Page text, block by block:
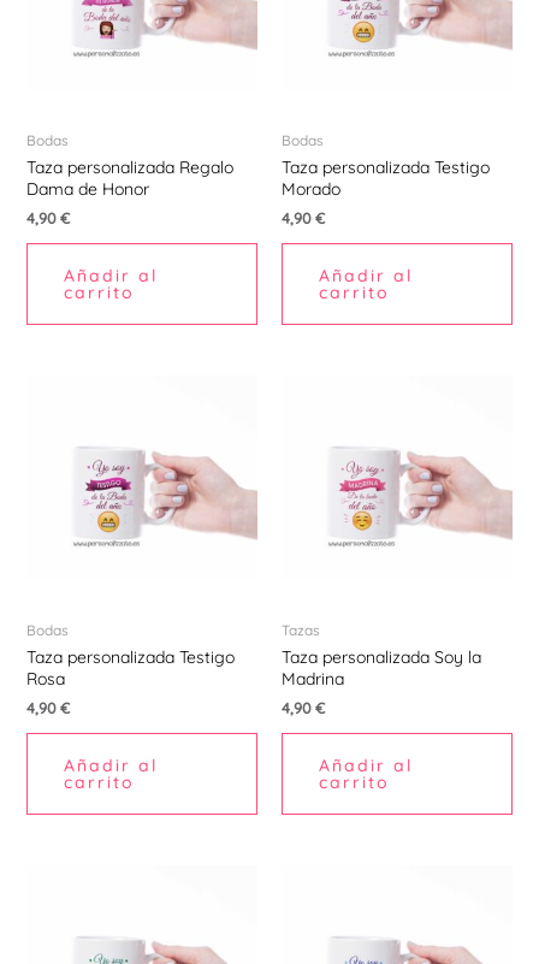
Bodas
Taza personalizada Regalo
Dama de Honor
4,90€
Añadir al
carrito
Bodas
Taza personalizada Testigo
Morado
4,90€
Añadir al
carrito
Bodas
Taza personalizada Testigo
Rosa
4,90€
Añadir al
carrito
Tazas
Taza personalizada Soy la
Madrina
4,90€
Añadir al
carrito